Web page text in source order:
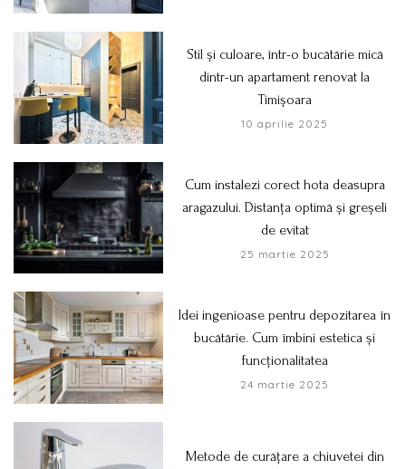
Stil și culoare, într-o bucătărie mică
dintr-un apartament renovat la
Timișoara
10 aprilie 2025
Cum instalezi corect hota deasupra
aragazului. Distanța optimă și greșeli
de evitat
25 martie 2025
Idei ingenioase pentru depozitarea în
bucătărie. Cum îmbini estetica și
funcționalitatea
24 martie 2025
Metode de curățare a chiuvetei din